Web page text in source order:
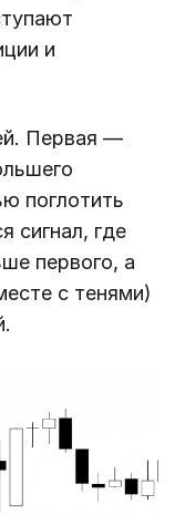
и
Первая ―
поглотить
сигнал, где
первого, а
с тенями)